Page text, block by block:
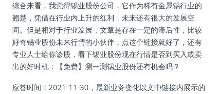
综合来看，我觉得锡业股份公司，它作为稀有金属锡行业的
翘楚，凭借在行业内上升的红利，未来还有很大的发展空
间。但是相对于行业发展，文章是存在一定的滞后性，比较
好奇锡业股份未来行情的小伙伴，点这个链接就好了，还有
专业人士给你诊股，看下锡业股份现在行情是否到买入或卖
出的好时机：【免费】测一测锡业股份还有机会吗？
应答时间：2021-11-30，最新业务变化以文中链接内展示的